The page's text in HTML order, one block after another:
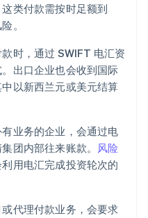
类付款需按时足额到
。
时，通过 SWIFT 电汇资
出口企业也会收到国际
以新西兰元或美元结算
业务的企业，会通过电
团内部往来账款。 风险
用电汇完成投资轮次的
代理付款业务，会要求